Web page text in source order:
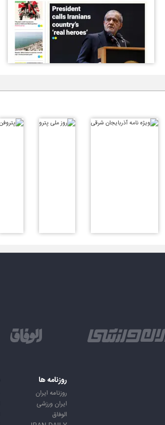
روزنامه ها
روزنامه ایران
ایران ورزشی
الوفاق